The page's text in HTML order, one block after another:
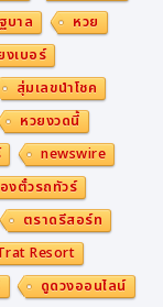
บาล
หวย
งเบอร์
สุ่มเลขนำโชค
หวยงวดนี้
newswire
งตั๋วรถทัวร์
ตราดรีสอร์ท
Resort
ดูดวงออนไลน์